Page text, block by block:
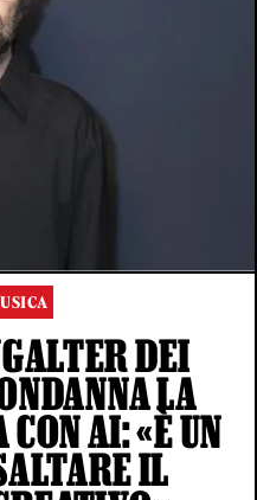
DEI
LA
CON AI: «È UN
IL